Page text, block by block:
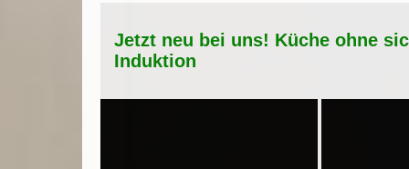
Jetzt neu bei uns! Küche ohne
Induktion